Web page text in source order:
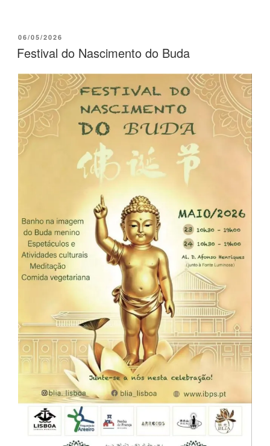
06/05/2026
Festival do Nascimento do Buda